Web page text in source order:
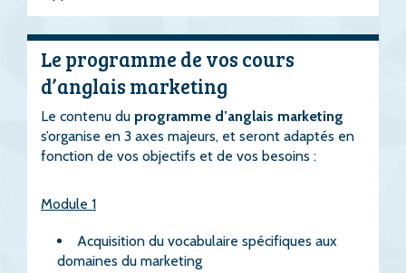
Le programme de vos cours
d’anglais marketing
Le contenu du programme d’anglais marketing
s’organise en 3 axes majeurs, et seront adaptés en
fonction de vos objectifs et de vos besoins :
Module 1
Acquisition du vocabulaire spécifiques aux
domaines du marketing